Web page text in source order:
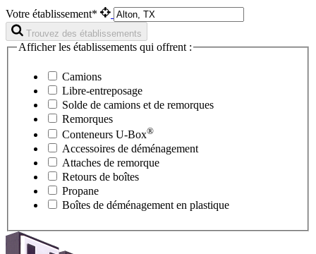
Votre établissement*
Trouvez des établissements
Afficher les établissements qui offrent :
Camions
Libre-entreposage
Solde de camions et de remorques
Remorques
Conteneurs U-Box®
Accessoires de déménagement
Attaches de remorque
Retours de boîtes
Propane
Boîtes de déménagement en plastique